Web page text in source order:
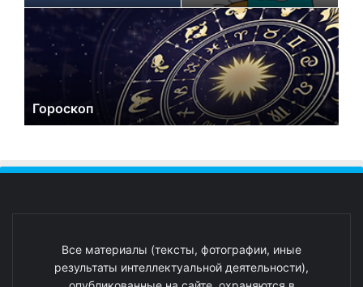
Гороскоп
Все материалы (тексты, фотографии, иные
результаты интеллектуальной деятельности),